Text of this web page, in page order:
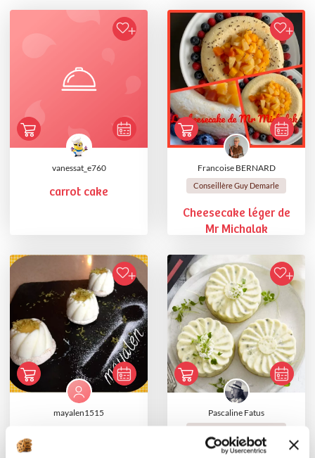
vanessat_e760
carrot cake
Francoise BERNARD
Conseillère Guy Demarle
Cheesecake léger de
Mr Michalak
mayalen1515 Pascaline Fatus